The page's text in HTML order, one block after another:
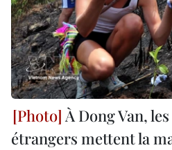
À Dong Van,
étrangers mettent la